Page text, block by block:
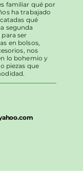
familiar qué por
ha trabajado
qué
segunda
ser
en bolsos,
nos
lo bohemio y
piezas que